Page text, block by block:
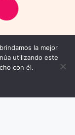
la mejor
utilizando este
con él.